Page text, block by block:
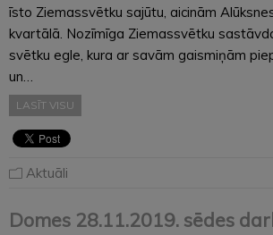
īsto Ziemassvētku sajūtu, aicinām
kvartālā. Nozīmīga Ziemassvētku
svētku egle, kura ar savām gaismiņām
un…
LASĪT VISU
Aktuāli
Domes 28.11.2019. sēdes